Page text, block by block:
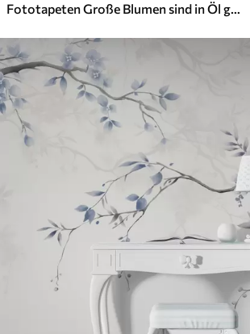
Fototapeten Große Blumen sind in Öl gemalt